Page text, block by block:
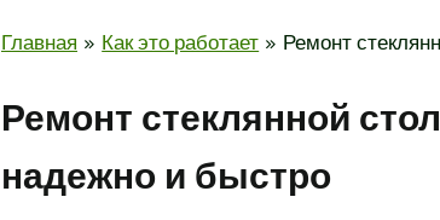
Главная Как это работает Ремонт
Ремонт стеклянной
надежно и быстро